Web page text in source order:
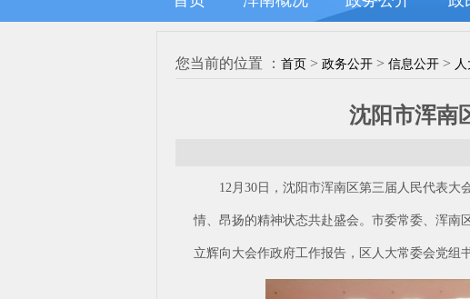
您当前的位置 ： 首页 > 政务公开 > 信息公开 >
沈阳市浑南
12月30日，沈阳市浑南区第三届人民代表
情、昂扬的精神状态共赴盛会。市委常委、浑南
立辉向大会作政府工作报告，区人大常委会党组